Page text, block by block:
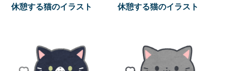
休憩する猫のイラスト
休憩する猫のイラスト